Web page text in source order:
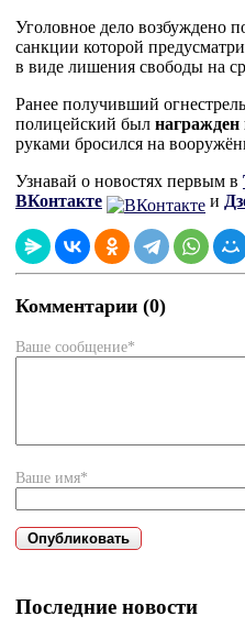
Уголовное дело возбуждено
санкции которой
в виде лишения свободы на
Ранее получивший
полицейский был
руками бросился на
Узнавай о новостях первым в
ВКонтакте
и
Комментарии (0)
Ваше сообщение*
Ваше имя*
Последние новости